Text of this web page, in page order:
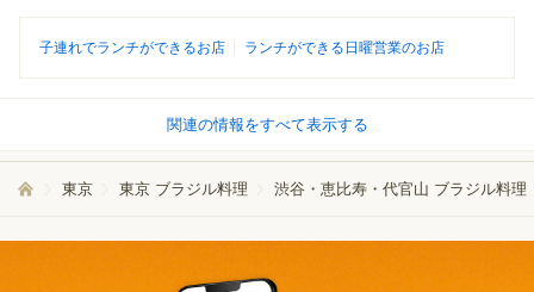
子連れでランチができるお店 ランチができる日曜営業のお店
関連の情報をすべて表示する
東京 東京 ブラジル料理 渋谷・恵比寿・代官山 ブラジル料理